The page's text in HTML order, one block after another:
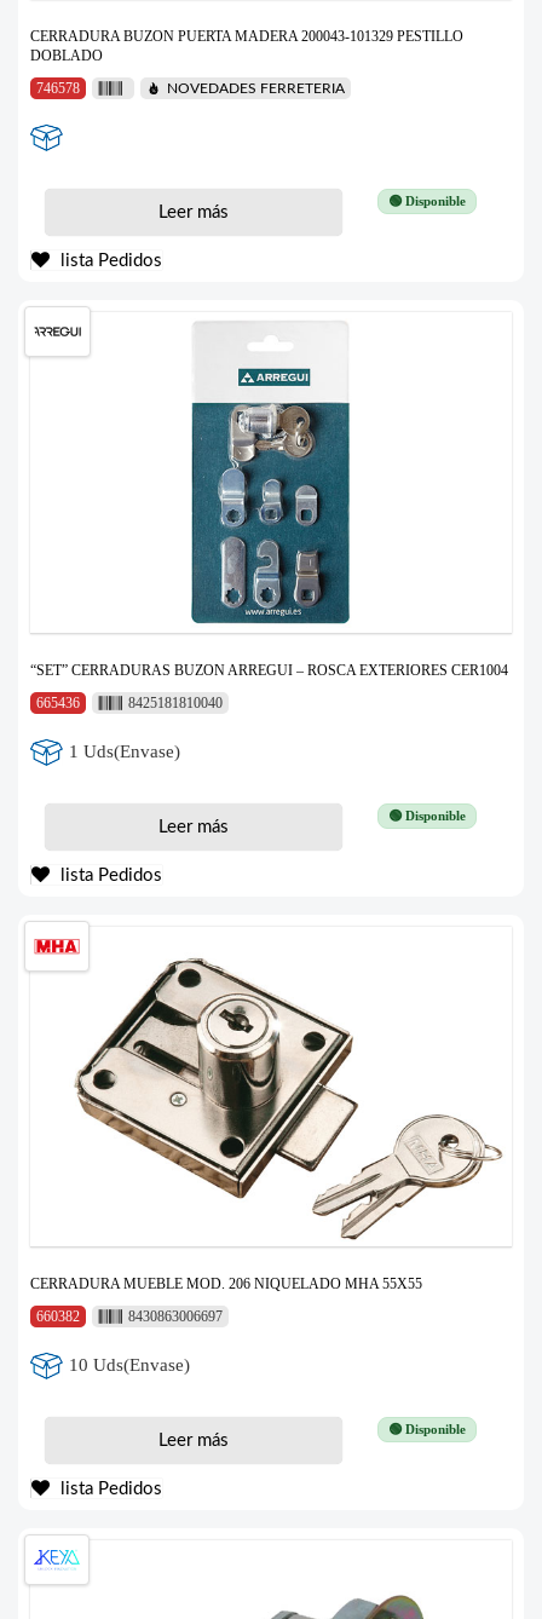
CERRADURA BUZON PUERTA MADERA 200043-101329 PESTILLO
DOBLADO
746578
NOVEDADES FERRETERIA
🟢 Disponible
Leer más
lista Pedidos
“SET” CERRADURAS BUZON ARREGUI – ROSCA EXTERIORES CER1004
665436
8425181810040
1 Uds(Envase)
🟢 Disponible
Leer más
lista Pedidos
CERRADURA MUEBLE MOD. 206 NIQUELADO MHA 55X55
660382
8430863006697
10 Uds(Envase)
🟢 Disponible
Leer más
lista Pedidos